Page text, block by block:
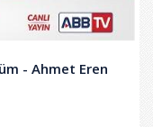
- Ahmet Eren